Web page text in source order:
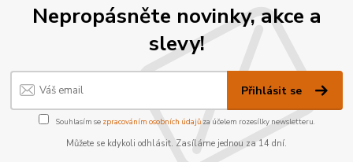
Nepropásněte novinky, akce a
slevy!
Přihlásit se
Souhlasím se zpracováním osobních údajůza účelem rozesílky newsletteru.
Můžete se kdykoli odhlásit. Zasíláme jednou za 14 dní.